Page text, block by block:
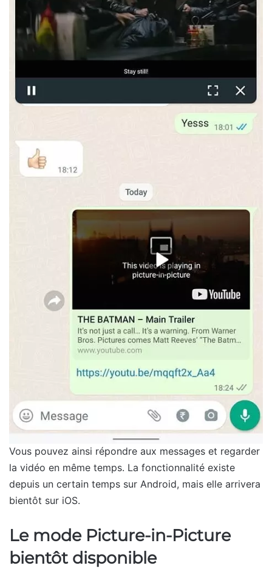
Vous pouvez ainsi répondre aux messages et regarder
la vidéo en même temps. La fonctionnalité existe
depuis un certain temps sur Android, mais elle arrivera
bientôt sur iOS.
Le mode Picture-in-Picture
bientôt disponible